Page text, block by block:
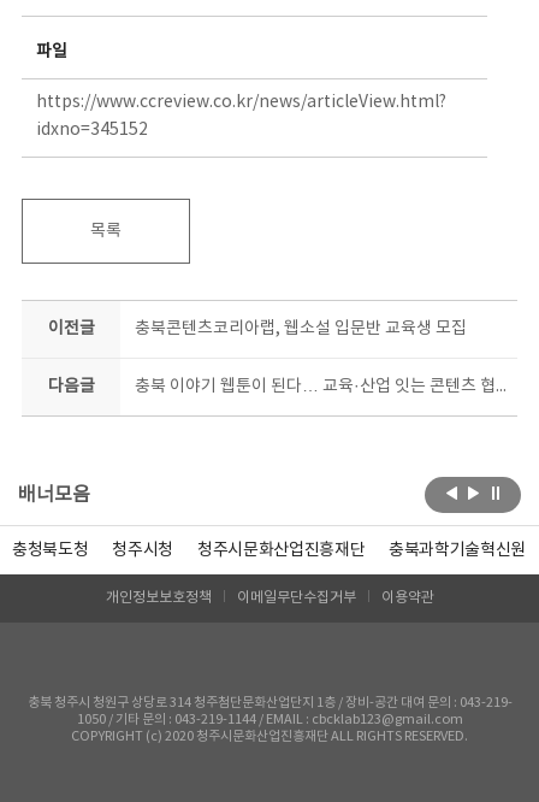
파일
https://www.ccreview.co.kr/news/articleView.html?
idxno=345152
목록
이전글 충북콘텐츠코리아랩, 웹소설 입문반 교육생 모집
다음글 충북 이야기 웹툰이 된다… 교육·산업 잇는 콘텐츠 협력 본격화
배너모음
충청북도청 청주시청 청주시문화산업진흥재단 충북과학기술혁신원
개인정보보호정책 이메일무단수집거부 이용약관
충북 청주시 청원구 상당로 314 청주첨단문화산업단지 1층 / 장비-공간 대여 문의 : 043-219-
1050 / 기타 문의 : 043-219-1144 / EMAIL : cbcklab123@gmail.com
COPYRIGHT (c) 2020 청주시문화산업진흥재단 ALL RIGHTS RESERVED.